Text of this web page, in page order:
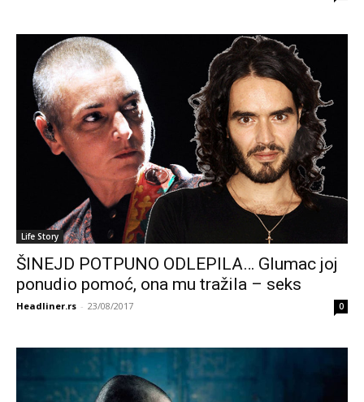
Life Story
ŠINEJD POTPUNO ODLEPILA… Glumac joj
ponudio pomoć, ona mu tražila – seks
Headliner.rs - 23/08/2017 0